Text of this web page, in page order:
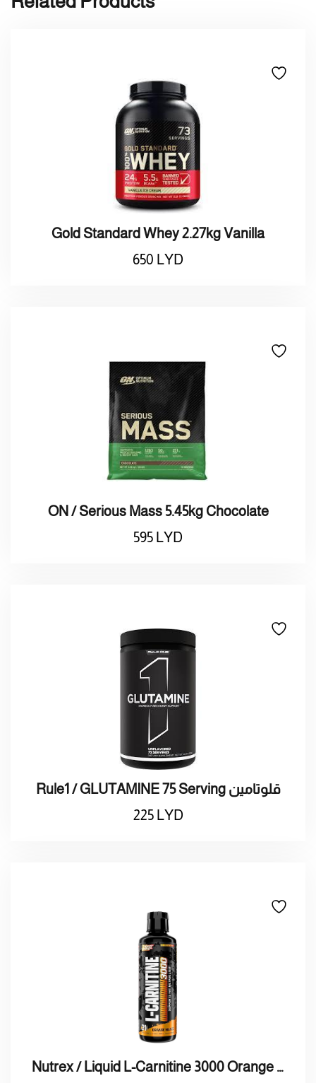
Gold Standard Whey 2.27kg Vanilla
650 LYD
ON / Serious Mass 5.45kg Chocolate
595 LYD
Rule1 / GLUTAMINE 75 Serving قلوتامين
225 LYD
Nutrex / Liquid L-Carnitine 3000 Orange Mango بنكهة البرتقال والمانجو